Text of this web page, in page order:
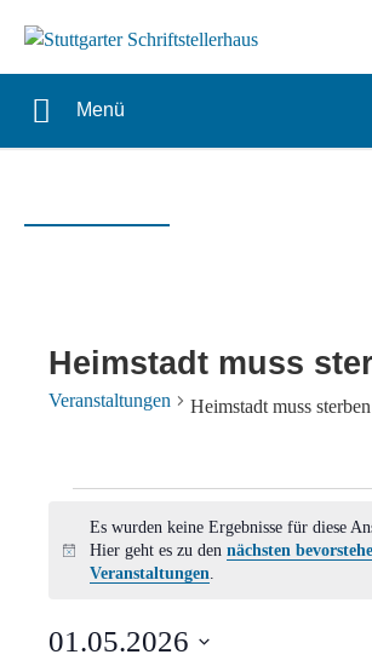
Menü
Heimstadt muss
Veranstaltungen Heimstadt muss sterben
Hinweis
Es wurden keine Ergebnisse für diese
Hier geht es zu den nächsten
Veranstaltungen.
01.05.2026